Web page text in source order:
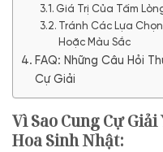
Giá Trị Của Tấm
Tránh Các Lựa
Hoặc Màu Sắc
FAQ: Những Câu Hỏi
Cự Giải
Vì Sao Cung Cự
Hoa Sinh Nhật: